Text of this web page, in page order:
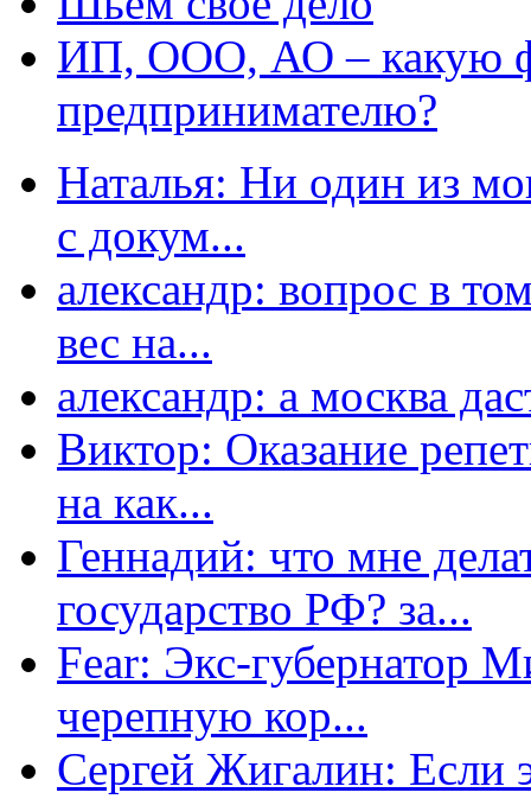
ИП, ООО, АО – какую
предпринимателю?
Наталья: Ни один из
с докум...
александр: вопрос в
вес на...
александр: а москва
Виктор: Оказание
на как...
Геннадий: что мне
государство РФ? за...
Fear: Экс-губернатор
черепную кор...
Сергей Жигалин: Если